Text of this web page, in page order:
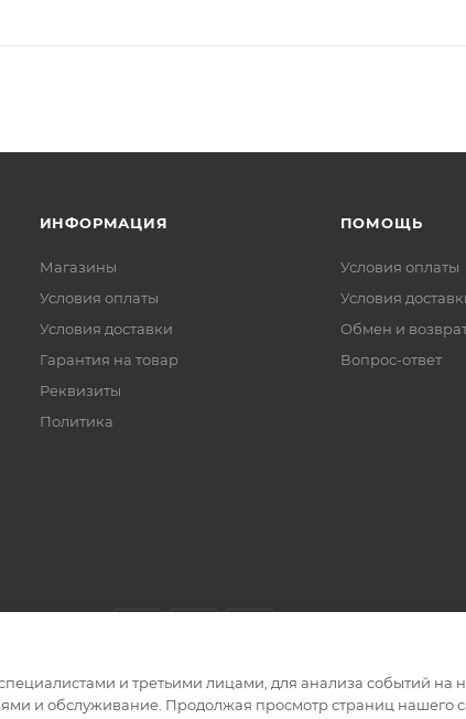
ИНФОРМАЦИЯ
Магазины
Условия оплаты
Условия доставки
Гарантия на товар
Реквизиты
Политика
ПОМОЩЬ
Условия оплаты
Условия
Обмен и
Вопрос-ответ
и третьими лицами, для анализа событий на
и обслуживание. Продолжая просмотр страниц нашего